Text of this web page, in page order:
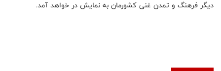
دیگر فرهنگ و تمدن غنی کشورمان به نمایش در خواهد آمد.